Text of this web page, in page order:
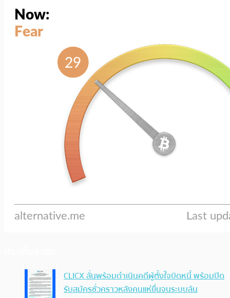
CLICX ลั่นพร้อมดำเนินคดีผู้ตั้งใจบิดหนี้ พร้อมปิด
รับสมัครชั่วคราวหลังคนแห่ยื่นจนระบบล้น